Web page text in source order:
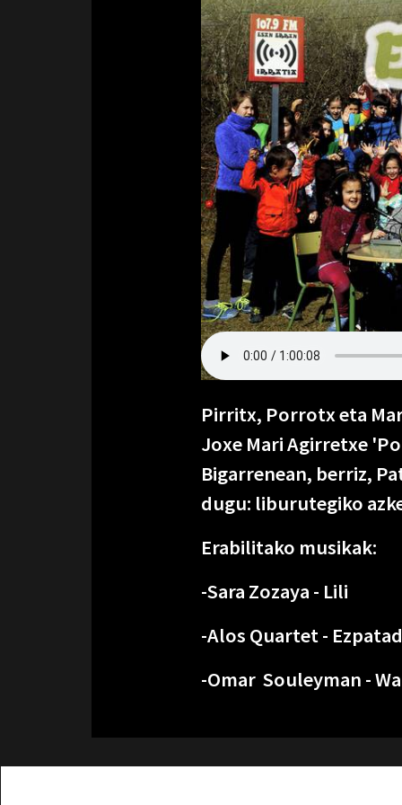
Pirritx, Porrotx eta
Joxe Mari Agirretxe
Bigarrenean, berriz,
dugu: liburutegiko
Erabilitako musikak:
-Sara Zozaya - Lili
-Alos Quartet -
-Omar Souleyman -